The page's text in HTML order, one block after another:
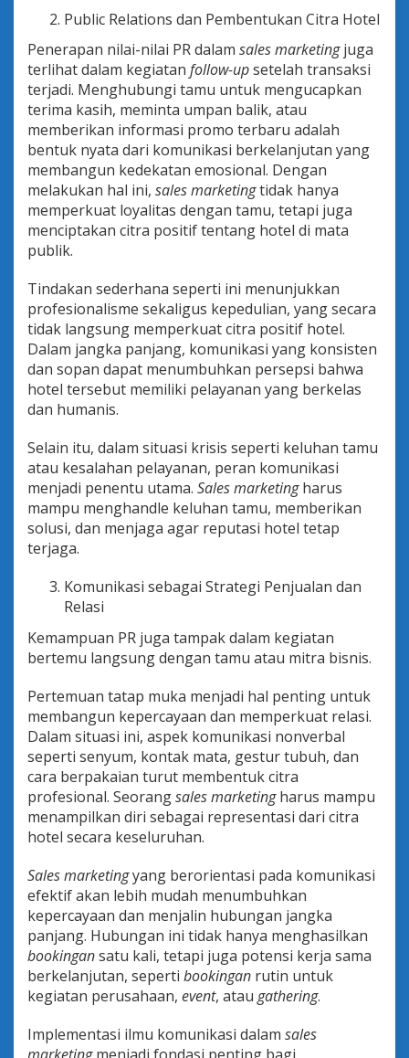
n
Public Relations dan Pembentukan Citra Hotel
Penerapan nilai-nilai PR dalam sales marketingjuga
terlihat dalam kegiatan follow-upsetelah transaksi
terjadi. Menghubungi tamu untuk mengucapkan
terima kasih, meminta umpan balik, atau
memberikan informasi promo terbaru adalah
bentuk nyata dari komunikasi berkelanjutan yang
membangun kedekatan emosional. Dengan
melakukan hal ini, sales marketingtidak hanya
memperkuat loyalitas dengan tamu, tetapi juga
menciptakan citra positif tentang hotel di mata
publik.
Tindakan sederhana seperti ini menunjukkan
profesionalisme sekaligus kepedulian, yang secara
tidak langsung memperkuat citra positif hotel.
Dalam jangka panjang, komunikasi yang konsisten
dan sopan dapat menumbuhkan persepsi bahwa
hotel tersebut memiliki pelayanan yang berkelas
dan humanis.
Selain itu, dalam situasi krisis seperti keluhan tamu
atau kesalahan pelayanan, peran komunikasi
menjadi penentu utama. Sales marketingharus
mampu menghandle keluhan tamu, memberikan
solusi, dan menjaga agar reputasi hotel tetap
terjaga.
Komunikasi sebagai Strategi Penjualan dan
Relasi
Kemampuan PR juga tampak dalam kegiatan
bertemu langsung dengan tamu atau mitra bisnis.
Pertemuan tatap muka menjadi hal penting untuk
membangun kepercayaan dan memperkuat relasi.
Dalam situasi ini, aspek komunikasi nonverbal
seperti senyum, kontak mata, gestur tubuh, dan
cara berpakaian turut membentuk citra
profesional. Seorangsales marketingharus mampu
menampilkan diri sebagai representasi dari citra
hotel secara keseluruhan.
Sales marketingyang berorientasi pada komunikasi
efektif akan lebih mudah menumbuhkan
kepercayaan dan menjalin hubungan jangka
panjang. Hubungan ini tidak hanya menghasilkan
bookingansatu kali, tetapi juga potensi kerja sama
berkelanjutan, seperti bookingan rutin untuk
kegiatan perusahaan, event, atau gathering.
Implementasi ilmu komunikasi dalam sales